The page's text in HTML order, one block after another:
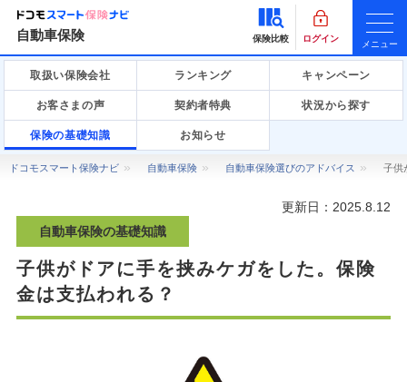
自動車保険 保険比較 ログイン
メニュー
取扱い保険会社 ランキング キャンペーン
お客さまの声 契約者特典 状況から探す
保険の基礎知識 お知らせ
ドコモスマート保険ナビ 自動車保険 自動車保険選びのアドバイス 子供
更新日：2025.8.12
自動車保険の基礎知識
子供がドアに手を挟みケガをした。保険
金は支払われる？